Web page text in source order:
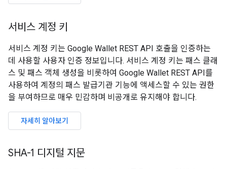
서비스 계정 키
서비스 계정 키는 Google Wallet REST API 호출을 인증하는
데 사용할 사용자 인증 정보입니다. 서비스 계정 키는 패스 클래
스 및 패스 객체 생성을 비롯하여 Google Wallet REST API를
사용하여 계정의 패스 발급기관 기능에 액세스할 수 있는 권한
을 부여하므로 매우 민감하며 비공개로 유지해야 합니다.
자세히 알아보기
SHA-1 디지털 지문